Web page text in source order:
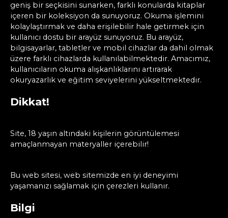
geniş bir seçkisini sunarken, farklı konularda kitaplar
içeren bir koleksiyon da sunuyoruz. Okuma işlemini
kolaylaştırmak ve daha erişilebilir hale getirmek için
kullanıcı dostu bir arayüz sunuyoruz. Bu arayüz,
bilgisayarlar, tabletler ve mobil cihazlar da dahil olmak
üzere farklı cihazlarda kullanılabilmektedir. Amacımız,
kullanıcıların okuma alışkanlıklarını artırarak
okuryazarlık ve eğitim seviyelerini yükseltmektedir.
Dikkat!
Site, 18 yaşın altındaki kişilerin görüntülemesi
amaçlanmayan materyaller içerebilir!
Bu web sitesi, web sitemizde en iyi deneyimi
yaşamanızı sağlamak için çerezleri kullanır.
Bilgi